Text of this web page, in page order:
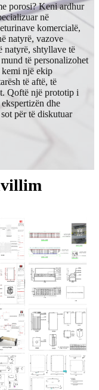
porosi? Keni ardhur
në
komercialë,
natyrë, vazove
natyrë, shtyllave të
të personalizohet
një ekip
të aftë, të
Qoftë një prototip i
dhe
për të diskutuar